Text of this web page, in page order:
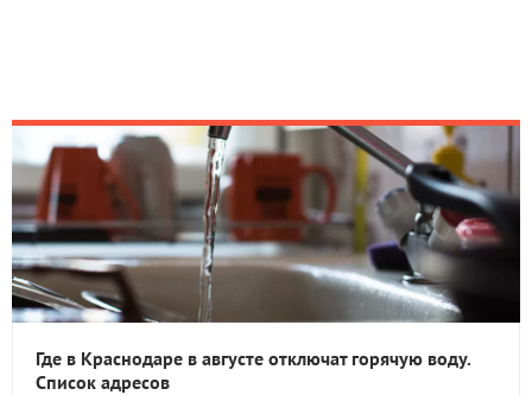
Где в Краснодаре в августе отключат горячую воду.
Список адресов